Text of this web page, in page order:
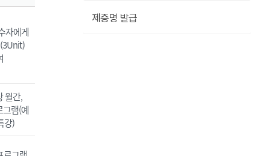
제증명 발급
자에게
월간,
그램(예
강)